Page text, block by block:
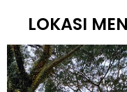
LOKASI